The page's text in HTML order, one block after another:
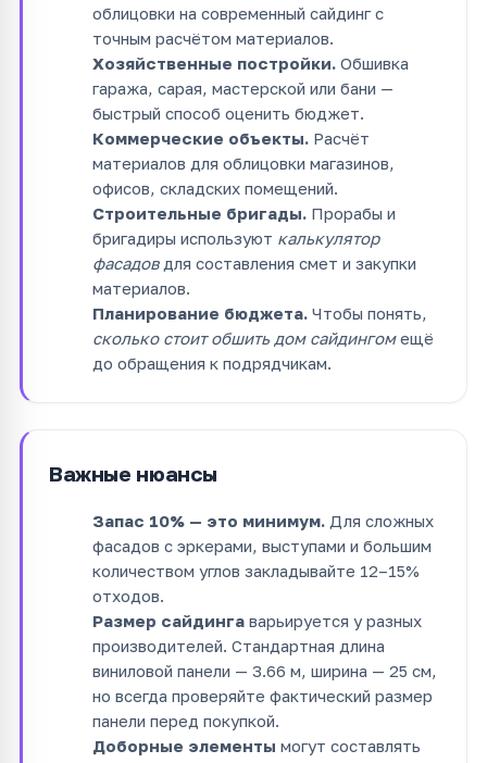
облицовки на современный сайдинг с
точным расчётом материалов.
Хозяйственные постройки. Обшивка
гаража, сарая, мастерской или бани —
быстрый способ оценить бюджет.
Коммерческие объекты. Расчёт
материалов для облицовки магазинов,
офисов, складских помещений.
Строительные бригады. Прорабы и
бригадиры используют калькулятор
фасадовдля составления смет и закупки
материалов.
Планирование бюджета. Чтобы понять,
сколько стоит обшить дом сайдингомещё
до обращения к подрядчикам.
Важные нюансы
Запас 10% — это минимум. Для сложных
фасадов с эркерами, выступами и большим
количеством углов закладывайте 12–15%
отходов.
Размер сайдинга варьируется у разных
производителей. Стандартная длина
виниловой панели — 3.66 м, ширина — 25 см,
но всегда проверяйте фактический размер
панели перед покупкой.
Доборные элементы могут составлять